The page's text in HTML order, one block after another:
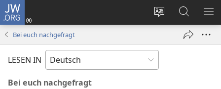
JW.ORG
Websitesprache
ändern
Anmelden
(öffnet
Suche
Bei euch nachgefragt
LESEN IN
Bei euch nachgefragt